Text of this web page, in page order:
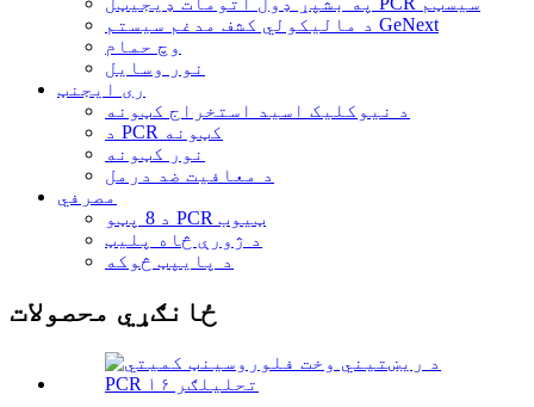
د مالیکولي کشف مدغم سیستم GeNext
وچ حمام
نور وسایل
ری ایجنټ
د نیوکلیک اسید استخراج کټونه
د PCR کټونه
نور کټونه
د معافیت ضد درمل
مصرفي
د 8 پټو PCR ټیوب
د ژورې څاه پلیټ
د پایپټ څوکه
ځانګړي محصولات